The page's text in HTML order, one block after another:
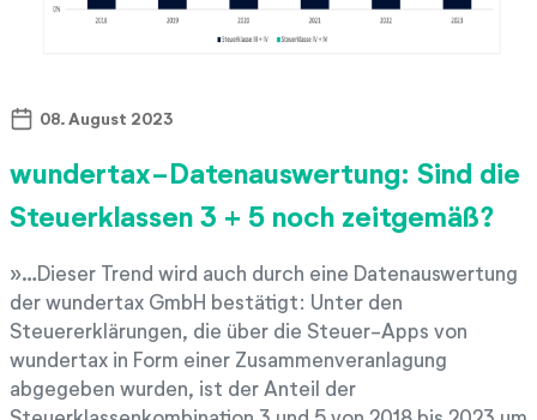
08. August 2023
wundertax-Datenauswertung: Sind die
Steuerklassen 3 + 5 noch zeitgemäß?
…Dieser Trend wird auch durch eine Datenauswertung
der wundertax GmbH bestätigt: Unter den
Steuererklärungen, die über die Steuer-Apps von
wundertax in Form einer Zusammenveranlagung
abgegeben wurden, ist der Anteil der